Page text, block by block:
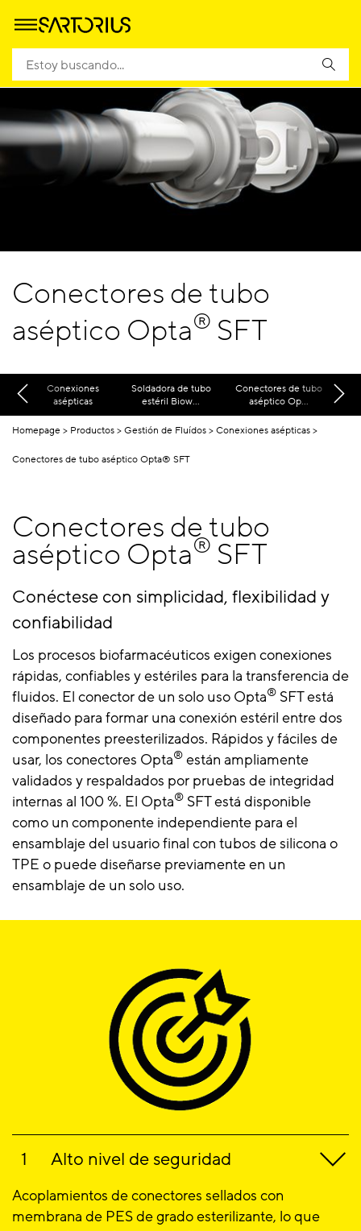
Conectores de tubo
aséptico Opta® SFT
Conexiones
asépticas
Soldadora de tubo
estéril Biow...
Conectores de tubo
aséptico Op...
Homepage Productos Gestión de Fluídos Conexiones asépticas
Conectores de tubo aséptico Opta® SFT
Conectores de tubo
aséptico Opta® SFT
Conéctese con simplicidad, flexibilidad y
confiabilidad
Los procesos biofarmacéuticos exigen conexiones
rápidas, confiables y estériles para la transferencia de
fluidos. El conector de un solo uso Opta® SFT está
diseñado para formar una conexión estéril entre dos
componentes preesterilizados. Rápidos y fáciles de
usar, los conectores Opta® están ampliamente
validados y respaldados por pruebas de integridad
internas al 100 %. El Opta® SFT está disponible
como un componente independiente para el
ensamblaje del usuario final con tubos de silicona o
TPE o puede diseñarse previamente en un
ensamblaje de un solo uso.
Alto nivel de seguridad
Acoplamientos de conectores sellados con
membrana de PES de grado esterilizante, lo que